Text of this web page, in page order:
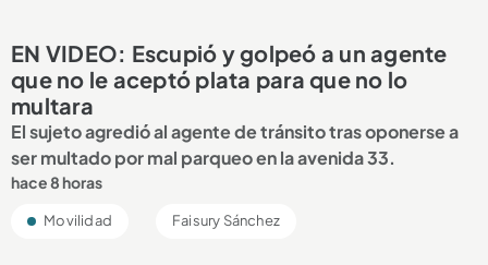
EN VIDEO: Escupió y golpeó a un agente
que no le aceptó plata para que no lo
multara
El sujeto agredió al agente de tránsito tras oponerse a
ser multado por mal parqueo en la avenida 33.
hace 8 horas
Movilidad Faisury Sánchez